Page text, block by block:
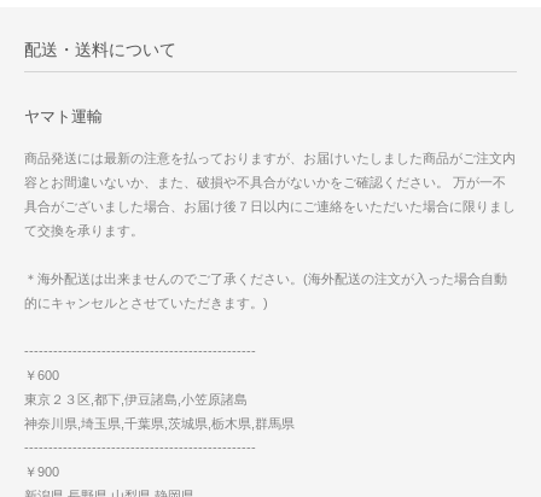
配送・送料について
ヤマト運輸
商品発送には最新の注意を払っておりますが、お届けいたしました商品がご注文内
容とお間違いないか、また、破損や不具合がないかをご確認ください。 万が一不
具合がございました場合、お届け後７日以内にご連絡をいただいた場合に限りまし
て交換を承ります。
＊海外配送は出来ませんのでご了承ください。(海外配送の注文が入った場合自動
的にキャンセルとさせていただきます。)
------------------------------------------------
￥600
東京２３区,都下,伊豆諸島,小笠原諸島
神奈川県,埼玉県,千葉県,茨城県,栃木県,群馬県
------------------------------------------------
￥900